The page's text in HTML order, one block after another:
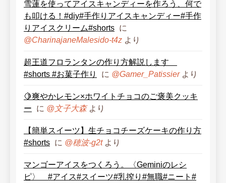
雪蓮を使ってアイスキャンディーを作ろう、何で
も叩ける！#diy#手作りアイスキャンディー#手作
りアイスクリーム#shorts に
@CharinajaneMalesido-t4z より
超王道フロランタンの作り方解説します
#shorts #お菓子作り
に @Gamer_Patissierより
🍋爽やかレモン×ホワイトチョコのご褒美クッキ
ー
に @文子大森より
【簡単スイーツ】生チョコチーズケーキの作り方
#shorts に @穂波-g2tより
マンゴーアイスをつくろう。〈Geminiのレシ
ピ〉 #アイス#スイーツ#乳搾り#無職#ニート#